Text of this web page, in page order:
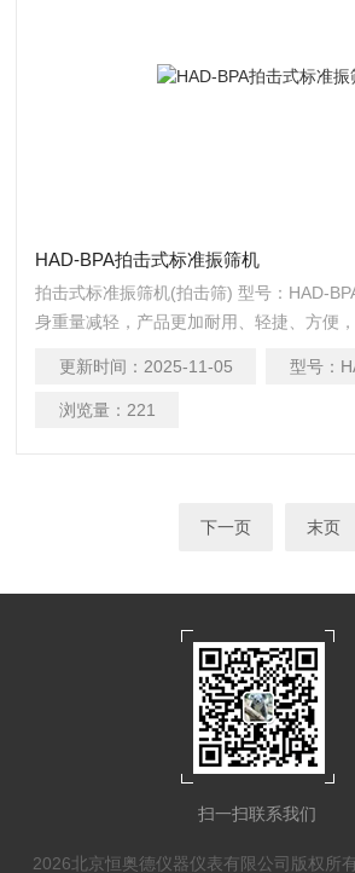
HAD-BPA拍击式标准振筛机
拍击式标准振筛机(拍击筛) 型号：HAD-
身重量减轻，产品更加耐用、轻捷、方便
工、建材、医药、国防等部门实验室筛分检
更新时间： 2025-11-05 型号：
浏览量： 221
下一页 末页
扫一扫联系我们
2026北京恒奥德仪器仪表有限公司版权所